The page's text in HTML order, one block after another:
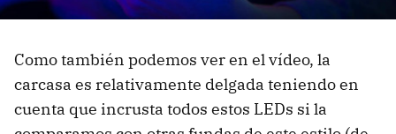
Como también podemos ver en el vídeo, la
carcasa es relativamente delgada teniendo en
cuenta que incrusta todos estos LEDs si la